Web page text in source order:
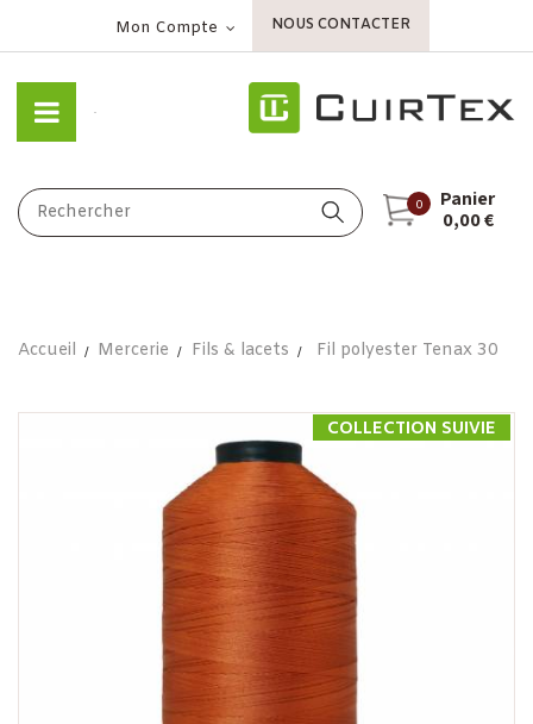
Mon Compte NOUS CONTACTER
0
Panier
0,00 €
Accueil Mercerie Fils & lacets Fil polyester Tenax 30
COLLECTION SUIVIE